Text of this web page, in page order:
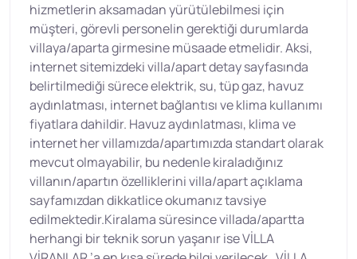
hizmetlerin aksamadan yürütülebilmesi için
müşteri, görevli personelin gerektiği durumlarda
villaya/aparta girmesine müsaade etmelidir. Aksi,
internet sitemizdeki villa/apart detay sayfasında
belirtilmediği sürece elektrik, su, tüp gaz, havuz
aydınlatması, internet bağlantısı ve klima kullanımı
fiyatlara dahildir. Havuz aydınlatması, klima ve
internet her villamızda/apartımızda standart olarak
mevcut olmayabilir, bu nedenle kiraladığınız
villanın/apartın özelliklerini villa/apart açıklama
sayfamızdan dikkatlice okumanız tavsiye
edilmektedir.Kiralama süresince villada/apartta
herhangi bir teknik sorun yaşanır ise VİLLA